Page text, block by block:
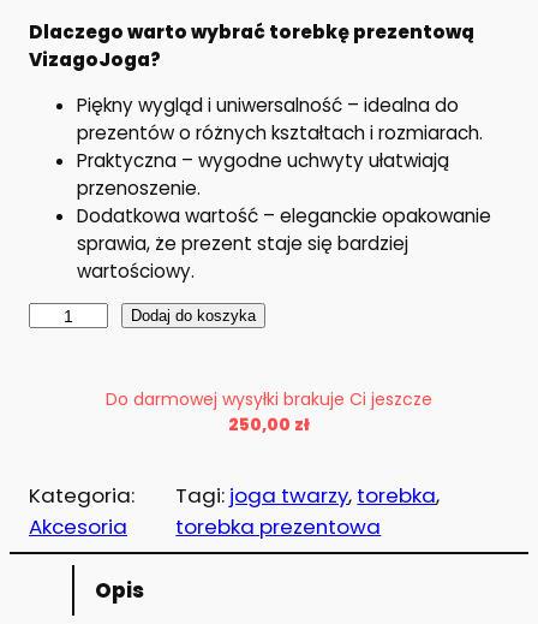
Dlaczego warto wybrać torebkę prezentową
VizagoJoga?
Piękny wygląd i uniwersalność – idealna do
prezentów o różnych kształtach i rozmiarach.
Praktyczna – wygodne uchwyty ułatwiają
przenoszenie.
Dodatkowa wartość – eleganckie opakowanie
sprawia, że prezent staje się bardziej
wartościowy.
o
r
Dodaj do koszyka
Do darmowej wysyłki brakuje Ci jeszcze
250,00 zł
Kategoria:
Akcesoria
Tagi: joga twarzy, torebka
torebka prezentowa
Opis